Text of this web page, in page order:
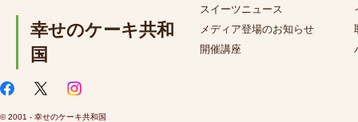
幸せのケーキ共和
国
スイーツニュース
メディア登場のお知らせ
開催講座
© 2001 - 幸せのケーキ共和国